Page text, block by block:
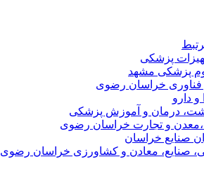
پزشکی
پزشکی مشهد
فناوری خراسان رضوی
دارو
درمان و آموزش پزشکی
و تجارت خراسان رضوی
صنایع خراسان
صنایع، معادن و کشاورزی خراسان رضوی